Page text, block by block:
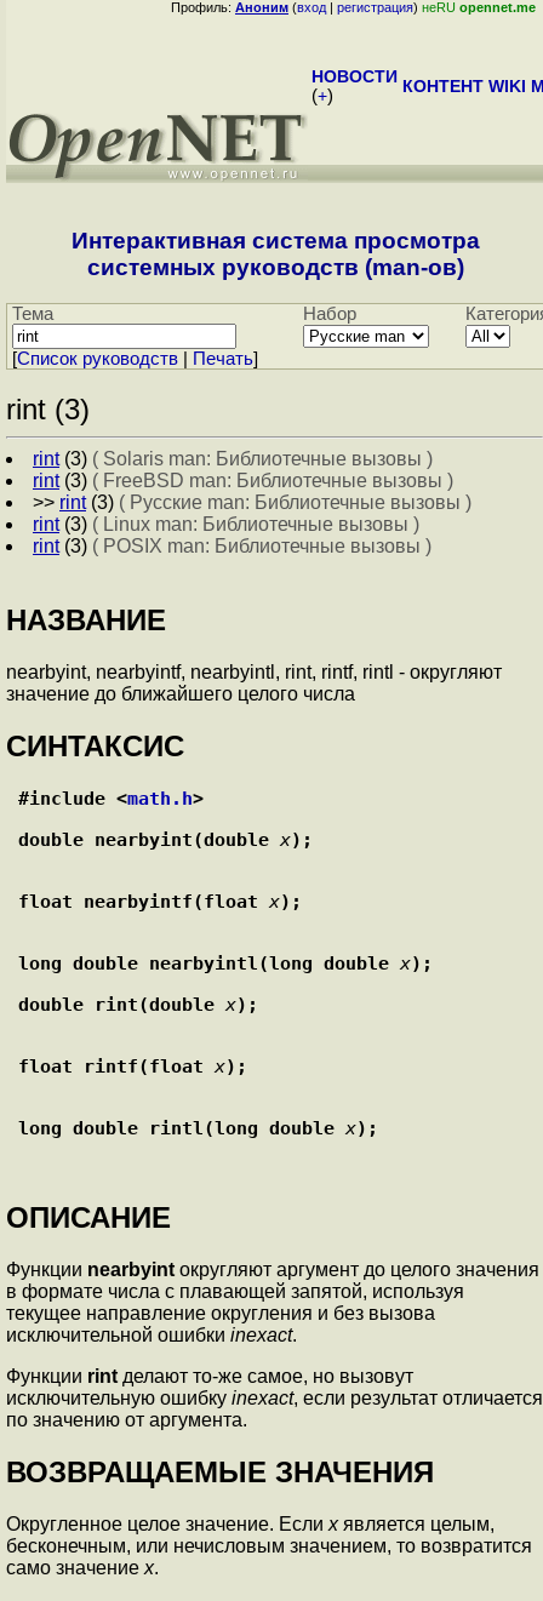
Профиль: Аноним (вход | регистрация) неRU opennet.me
НОВОСТИ
(+) КОНТЕНТ WIKI
Интерактивная система просмотра
системных руководств (man-ов)
Тема Набор
[Cписок руководств Печать]
rint (3)
rint(3) ( Solaris man: Библиотечные вызовы )
rint(3) ( FreeBSD man: Библиотечные вызовы )
>> rint(3) ( Русские man: Библиотечные вызовы )
rint(3) ( Linux man: Библиотечные вызовы )
rint(3) ( POSIX man: Библиотечные вызовы )
НАЗВАНИЕ
nearbyint, nearbyintf, nearbyintl, rint, rintf, rintl - округляют
значение до ближайшего целого числа
СИНТАКСИС
#include <math.h>
double nearbyint(double x);
float nearbyintf(float x);
long double nearbyintl(long double x);
double rint(double x);
float rintf(float x);
long double rintl(long double x);
ОПИСАНИЕ
Функции nearbyint округляют аргумент до целого значения
в формате числа с плавающей запятой, используя
текущее направление округления и без вызова
исключительной ошибки inexact.
Функции rint делают то-же самое, но вызовут
исключительную ошибку inexact, если результат отличается
по значению от аргумента.
ВОЗВРАЩАЕМЫЕ ЗНАЧЕНИЯ
Округленное целое значение. Если xявляется целым,
бесконечным, или нечисловым значением, то возвратится
само значение x.